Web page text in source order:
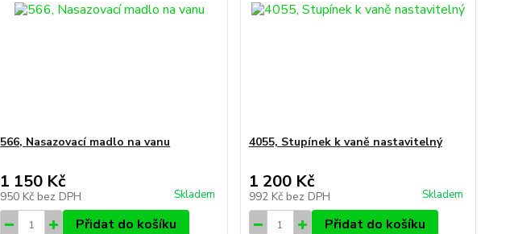
566, Nasazovací madlo na vanu
1 150 Kč
950 Kč bez DPH Skladem
Přidat do košíku
4055, Stupínek k vaně nastavitelný
1 200 Kč
992 Kč bez DPH Skladem
Přidat do košíku